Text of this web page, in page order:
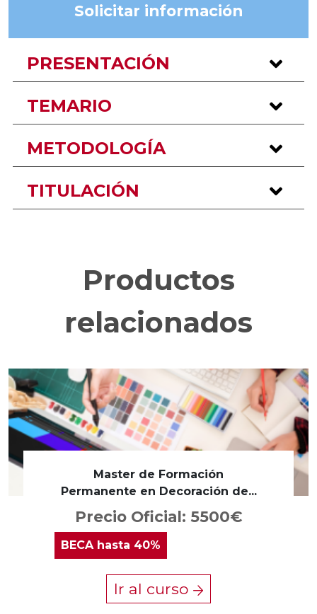
Solicitar información
PRESENTACIÓN
TEMARIO
METODOLOGÍA
TITULACIÓN
Productos
relacionados
Master de Formación
Permanente en Decoración de...
Precio Oficial: 5500€
BECAhasta 40%
Ir al curso